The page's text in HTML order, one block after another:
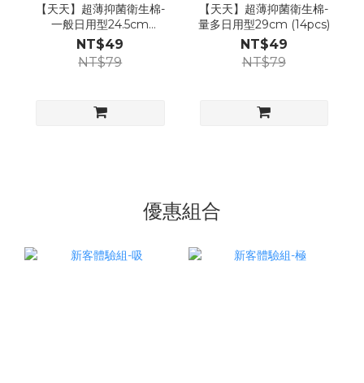
【天天】超薄抑菌衛生棉-
一般日用型24.5cm
(14pcs)
NT$49
NT$79
【天天】超薄抑菌衛生棉-
量多日用型29cm (14pcs)
NT$49
NT$79
優惠組合